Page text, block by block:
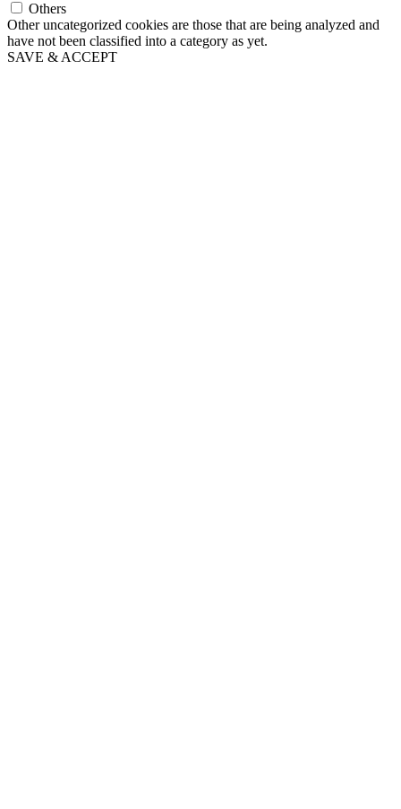
Others
Other uncategorized cookies are those that are being analyzed and
have not been classified into a category as yet.
SAVE & ACCEPT